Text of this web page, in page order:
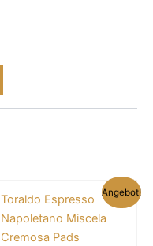
Angebot!
Toraldo Espresso
Napoletano Miscela
Cremosa Pads
Ursprünglicher
Preis
war:
CHF 120.00
Preis